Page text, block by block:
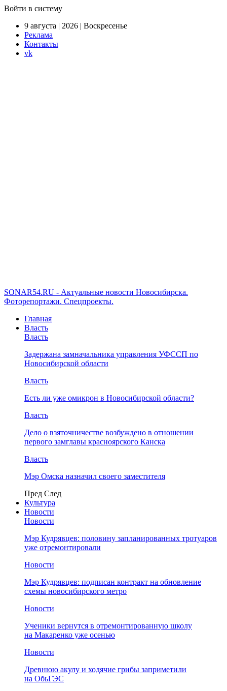
Войти в систему
9 августа | 2026 | Воскресенье
Реклама
Контакты
vk
SONAR54.RU - Актуальные новости Новосибирска.
Фоторепортажи. Спецпроекты.
Главная
Власть
Власть
Задержана замначальника управления УФССП по
Новосибирской области
Власть
Есть ли уже омикрон в Новосибирской области?
Власть
Дело о взяточничестве возбуждено в отношении
первого замглавы красноярского Канска
Власть
Мэр Омска назначил своего заместителя
Пред След
Культура
Новости
Новости
Мэр Кудрявцев: половину запланированных тротуаров
уже отремонтировали
Новости
Мэр Кудрявцев: подписан контракт на обновление
схемы новосибирского метро
Новости
Ученики вернутся в отремонтированную школу
на Макаренко уже осенью
Новости
Древнюю акулу и ходячие грибы заприметили
на ОбьГЭС